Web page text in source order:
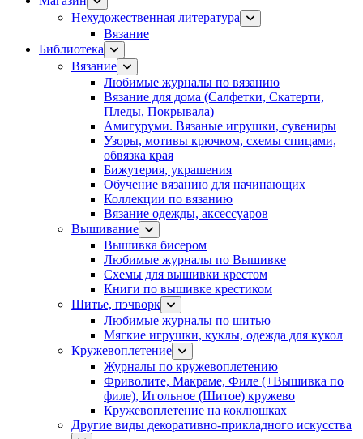
Нехудожественная литература
Вязание
Библиотека
Вязание
Любимые журналы по вязанию
Вязание для дома (Салфетки, Скатерти,
Пледы, Покрывала)
Амигуруми. Вязаные игрушки, сувениры
Узоры, мотивы крючком, схемы спицами,
обвязка края
Бижутерия, украшения
Обучение вязанию для начинающих
Коллекции по вязанию
Вязание одежды, аксессуаров
Вышивание
Вышивка бисером
Любимые журналы по Вышивке
Схемы для вышивки крестом
Книги по вышивке крестиком
Шитье, пэчворк
Любимые журналы по шитью
Мягкие игрушки, куклы, одежда для кукол
Кружевоплетение
Журналы по кружевоплетению
Фриволите, Макраме, Филе (+Вышивка по
филе), Игольное (Шитое) кружево
Кружевоплетение на коклюшках
Другие виды декоративно-прикладного искусства